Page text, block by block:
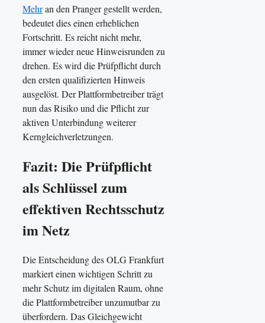
Mehran den Pranger gestellt werden,
bedeutet dies einen erheblichen
Fortschritt. Es reicht nicht mehr,
immer wieder neue Hinweisrunden zu
drehen. Es wird die Prüfpflicht durch
den ersten qualifizierten Hinweis
ausgelöst. Der Plattformbetreiber trägt
nun das Risiko und die Pflicht zur
aktiven Unterbindung weiterer
Kerngleichverletzungen.
Fazit: Die Prüfpflicht
als Schlüssel zum
effektiven Rechtsschutz
im Netz
Die Entscheidung des OLG Frankfurt
markiert einen wichtigen Schritt zu
mehr Schutz im digitalen Raum, ohne
die Plattformbetreiber unzumutbar zu
überfordern. Das Gleichgewicht